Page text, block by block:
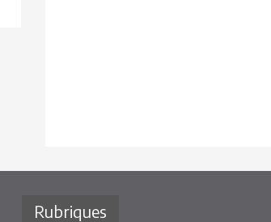
Rubriques